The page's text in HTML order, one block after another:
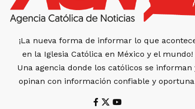
¡La nueva forma de informar lo que
en la Iglesia Católica en México y el mundo!
Una agencia donde los católicos se informan
opinan con información confiable y